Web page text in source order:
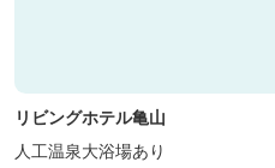
リビングホテル亀山
人工温泉大浴場あり